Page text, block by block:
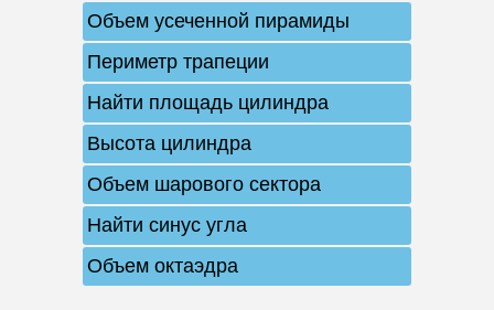
Объем усеченной пирамиды
Периметр трапеции
Найти площадь цилиндра
Высота цилиндра
Объем шарового сектора
Найти синус угла
Объем октаэдра